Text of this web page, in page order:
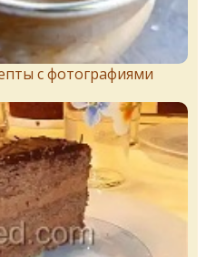
с фотографиями